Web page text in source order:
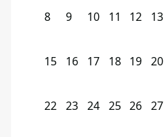
8 9 10 11 12 13
15 16 17 18 19 20
22 23 24 25 26 27